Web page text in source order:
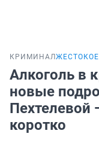
КРИМИНАЛ
Алкоголь в
новые
Пехтелевой
коротко